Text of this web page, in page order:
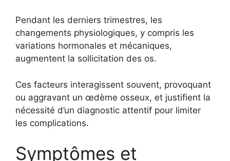
Pendant les derniers trimestres, les
changements physiologiques, y compris les
variations hormonales et mécaniques,
augmentent la sollicitation des os.
Ces facteurs interagissent souvent, provoquant
ou aggravant un œdème osseux, et justifient la
nécessité d’un diagnostic attentif pour limiter
les complications.
Symptômes et